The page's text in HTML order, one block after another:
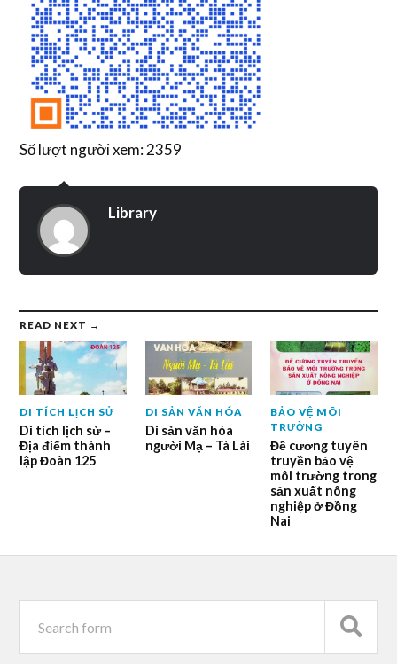
Số lượt người xem: 2359
Library
READ NEXT →
DI TÍCH LỊCH SỬ
Di tích lịch sử –
Địa điểm thành
lập Đoàn 125
DI SẢN VĂN HÓA
Di sản văn hóa
người Mạ – Tà Lài
BẢO VỆ MÔI
TRƯỜNG
Đề cương tuyên
truyền bảo vệ
môi trường trong
sản xuất nông
nghiệp ở Đồng
Nai